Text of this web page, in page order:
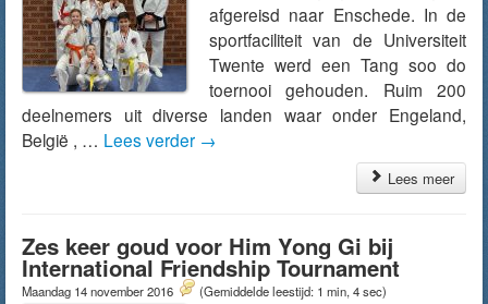
afgereisd naar Enschede. In de
sportfaciliteit van de Universiteit
Twente werd een Tang soo do
toernooi gehouden. Ruim 200
deelnemers uit diverse landen waar onder Engeland,
België , … Lees verder →
Lees meer
Zes keer goud voor Him Yong Gi bij
International Friendship Tournament
Maandag 14 november 2016 (Gemiddelde leestijd: 1 min, 4 sec)